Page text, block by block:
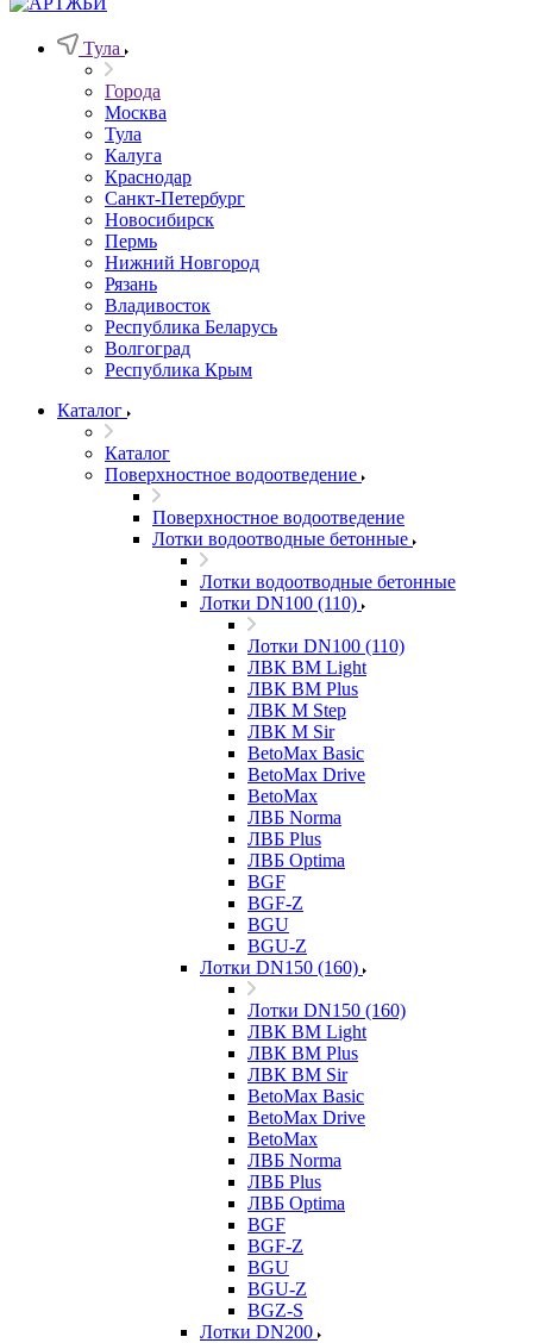
Тула
Города
Москва
Тула
Калуга
Краснодар
Санкт-Петербург
Новосибирск
Пермь
Нижний Новгород
Рязань
Владивосток
Республика Беларусь
Волгоград
Республика Крым
Каталог
Каталог
Поверхностное водоотведение
Поверхностное водоотведение
Лотки водоотводные бетонные
Лотки водоотводные бетонные
Лотки DN100 (110)
Лотки DN100 (110)
ЛВК ВМ Light
ЛВК ВМ Plus
ЛВК М Step
ЛВК М Sir
BetoMax Basic
BetoMax Drive
BetoMax
ЛВБ Norma
ЛВБ Plus
ЛВБ Optima
BGF
BGF-Z
BGU
BGU-Z
Лотки DN150 (160)
Лотки DN150 (160)
ЛВК ВМ Light
ЛВК ВМ Plus
ЛВК ВМ Sir
BetoMax Basic
BetoMax Drive
BetoMax
ЛВБ Norma
ЛВБ Plus
ЛВБ Optima
BGF
BGF-Z
BGU
BGU-Z
BGZ-S
Лотки DN200